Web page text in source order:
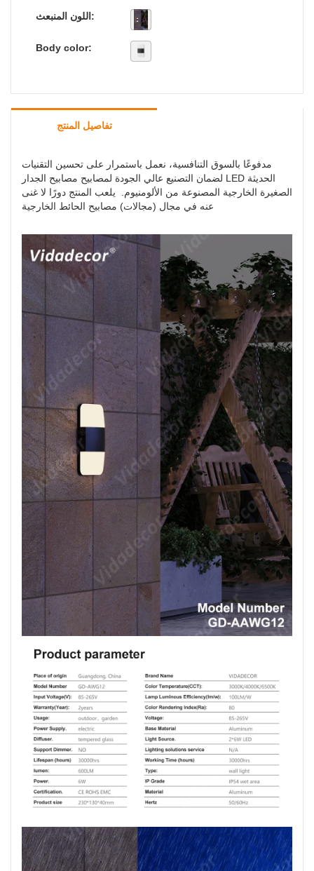
اللون المنبعث:
Body color:
تفاصيل المنتج
مدفوعًا بالسوق التنافسية، نعمل باستمرار على تحسين التقنيات
لضمان التصنيع عالي الجودة لمصابيح مصابيح الجدار LED الحديثة
الصغيرة الخارجية المصنوعة من الألومنيوم. يلعب المنتج دورًا لا غنى
عنه في مجال (مجالات) مصابيح الحائط الخارجية